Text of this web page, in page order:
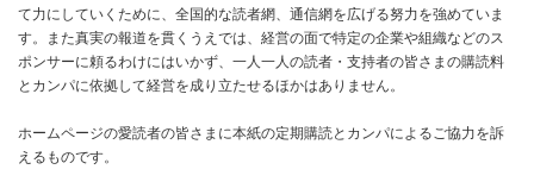
て力にしていくために、全国的な読者網、通信網を広げる努力を強めていま
す。また真実の報道を貫くうえでは、経営の面で特定の企業や組織などのス
ポンサーに頼るわけにはいかず、一人一人の読者・支持者の皆さまの購読料
とカンパに依拠して経営を成り立たせるほかはありません。
ホームページの愛読者の皆さまに本紙の定期購読とカンパによるご協力を訴
えるものです。